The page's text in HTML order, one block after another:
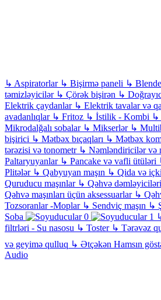
↳ Aspiratorlar ↳ Bişirmə paneli ↳
təmizləyicilər ↳ Çörək bişirən ↳
Elektrik çaydanlar ↳ Elektrik tavalar və
avadanlıqlar ↳ Fritoz ↳ İstilik - Kombi ↳
Mikrodalğalı sobalar ↳ Mikserlər ↳
bişirici ↳ Mətbəx bıçaqları ↳ Mətbəx
tərəzisi və tonometr ↳ Nəmləndiricilər və
Paltaryuyanlar ↳ Pancake və vafli ütüləri
Plitələr ↳ Qabyuyan maşın ↳ Qida və
Quruducu maşınlar ↳ Qəhvə dəmləyiciləri
Qəhvə maşınları üçün aksessuarlar ↳
Tozsoranlar -Moplar ↳ Sendviç maşın ↳
Soba
filtrləri - Su nasosu ↳ Toster ↳ Tərəvəz
və geyimə qulluq ↳ Ətçəkən Hamsın
Audio